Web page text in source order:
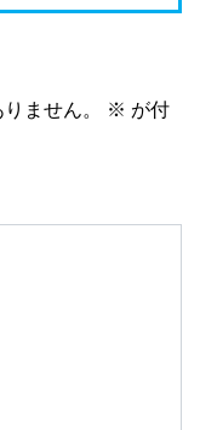
ません。 ※ が付